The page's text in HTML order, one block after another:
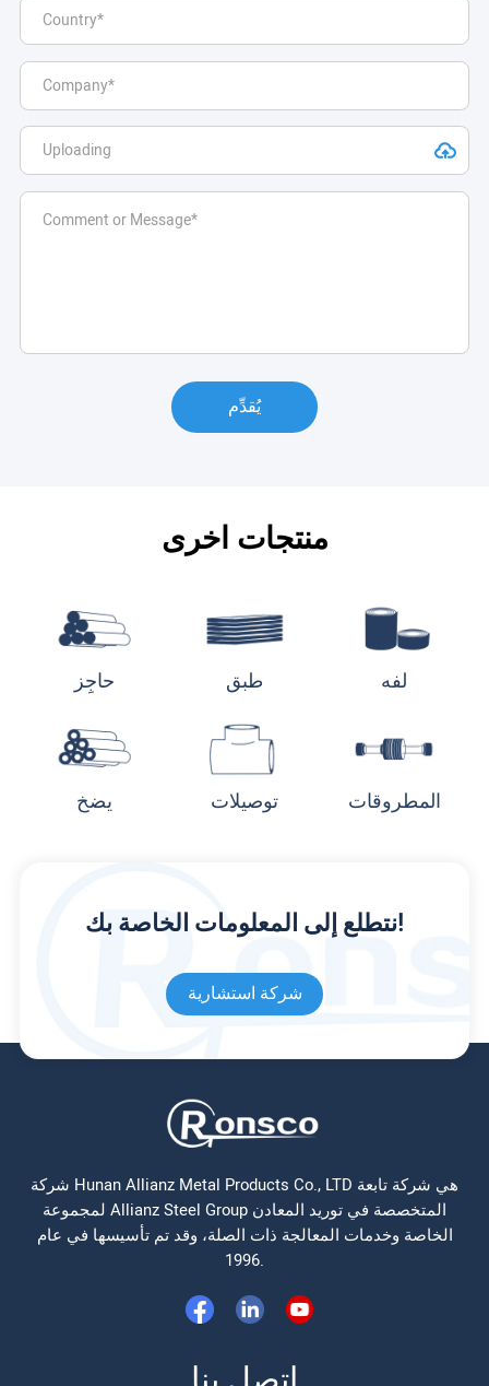
يُقدِّم
منتجات اخرى
حاجِز طبق لفه
يضخ توصيلات المطروقات
نتطلع إلى المعلومات الخاصة بك!
شركة استشارية
شركة Hunan Allianz Metal Products Co., LTD هي شركة تابعة
لمجموعة Allianz Steel Group المتخصصة في توريد المعادن
الخاصة وخدمات المعالجة ذات الصلة، وقد تم تأسيسها في عام
1996.